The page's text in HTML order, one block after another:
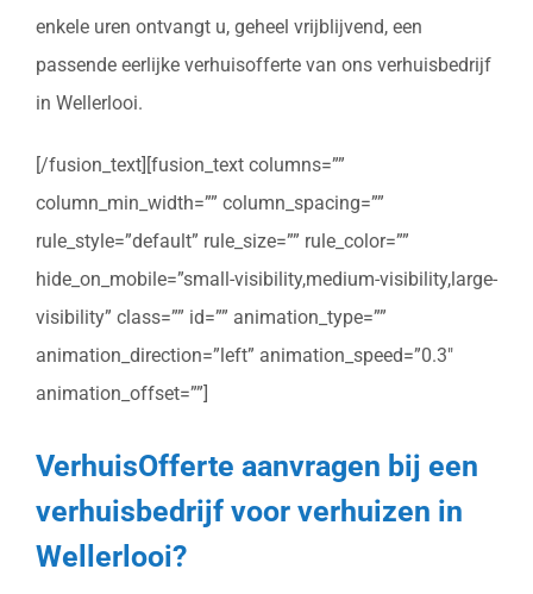
enkele uren ontvangt u, geheel vrijblijvend, een
passende eerlijke verhuisofferte van ons verhuisbedrijf
in Wellerlooi.
[/fusion_text][fusion_text columns=””
column_min_width=”” column_spacing=””
rule_style=”default” rule_size=”” rule_color=””
hide_on_mobile=”small-visibility,medium-visibility,large-
visibility” class=”” id=”” animation_type=””
animation_direction=”left” animation_speed=”0.3″
animation_offset=””]
VerhuisOfferte aanvragen bij een
verhuisbedrijf voor verhuizen in
Wellerlooi?